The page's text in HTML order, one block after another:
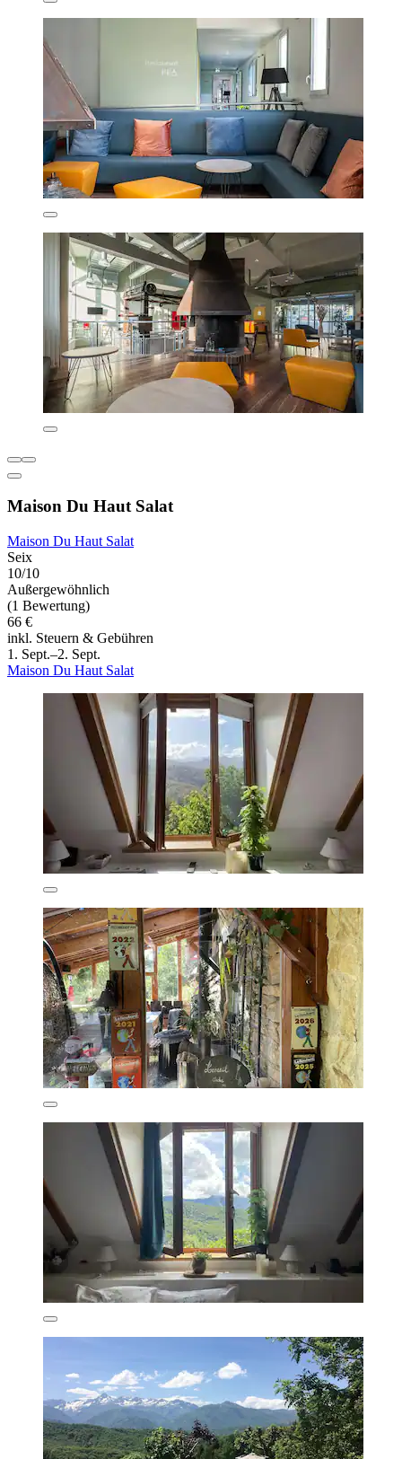
Maison Du Haut Salat
Maison Du Haut Salat
Seix
10/10
Außergewöhnlich
(1 Bewertung)
66 €
inkl. Steuern & Gebühren
1. Sept.–2. Sept.
Maison Du Haut Salat